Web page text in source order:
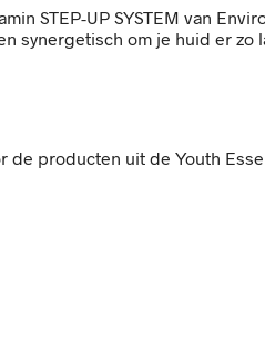
STEP-UP SYSTEM van
om je huid er
de producten uit de Youth